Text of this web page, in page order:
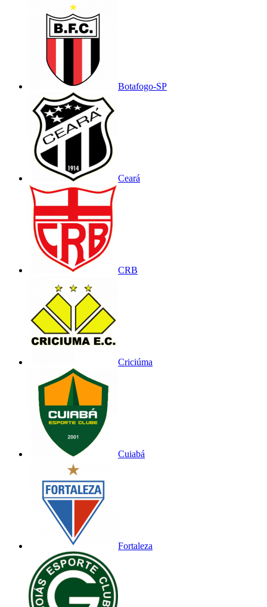
Botafogo-SP
Ceará
CRB
Criciúma
Cuiabá
Fortaleza